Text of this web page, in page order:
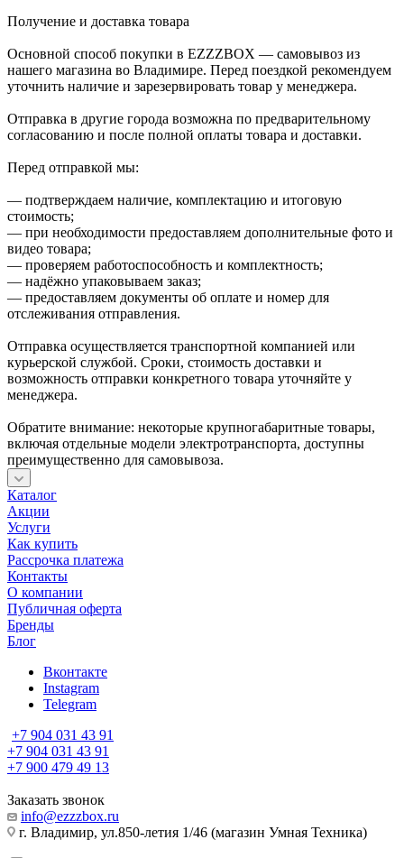
Получение и доставка товара
Основной способ покупки в EZZZBOX — самовывоз из
нашего магазина во Владимире. Перед поездкой рекомендуем
уточнить наличие и зарезервировать товар у менеджера.
Отправка в другие города возможна по предварительному
согласованию и после полной оплаты товара и доставки.
Перед отправкой мы:
— подтверждаем наличие, комплектацию и итоговую
стоимость;
— при необходимости предоставляем дополнительные фото и
видео товара;
— проверяем работоспособность и комплектность;
— надёжно упаковываем заказ;
— предоставляем документы об оплате и номер для
отслеживания отправления.
Отправка осуществляется транспортной компанией или
курьерской службой. Сроки, стоимость доставки и
возможность отправки конкретного товара уточняйте у
менеджера.
Обратите внимание: некоторые крупногабаритные товары,
включая отдельные модели электротранспорта, доступны
преимущественно для самовывоза.
Каталог
Акции
Услуги
Как купить
Рассрочка платежа
Контакты
О компании
Публичная оферта
Бренды
Блог
Вконтакте
Instagram
Telegram
+7 904 031 43 91
+7 904 031 43 91
+7 900 479 49 13
Заказать звонок
info@ezzzbox.ru
г. Владимир, ул.850-летия 1/46 (магазин Умная Техника)